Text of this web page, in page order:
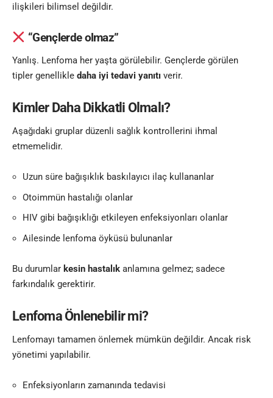
ilişkileri bilimsel değildir.
“Gençlerde olmaz”
Yanlış. Lenfoma her yaşta görülebilir. Gençlerde görülen
tipler genellikle daha iyi tedavi yanıtı verir.
Kimler Daha Dikkatli Olmalı?
Aşağıdaki gruplar düzenli sağlık kontrollerini ihmal
etmemelidir.
Uzun süre bağışıklık baskılayıcı ilaç kullananlar
Otoimmün hastalığı olanlar
HIV gibi bağışıklığı etkileyen enfeksiyonları olanlar
Ailesinde lenfoma öyküsü bulunanlar
Bu durumlar kesin hastalık anlamına gelmez; sadece
farkındalık gerektirir.
Lenfoma Önlenebilir mi?
Lenfomayı tamamen önlemek mümkün değildir. Ancak risk
yönetimi yapılabilir.
Enfeksiyonların zamanında tedavisi